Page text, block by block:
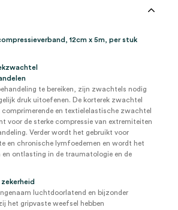
12cm x 5m, per stuk
te bereiken, zijn zwachtels nodig
druk uitoefenen. De korterek zwachtel
comprimerende en textielelastische zwachtel
voor de sterke compressie van extremiteiten
Verder wordt het gebruikt voor
en chronische lymfoedemen en wordt het
en ontlasting in de traumatologie en de
luchtdoorlatend en bijzonder
het gripvaste weefsel hebben